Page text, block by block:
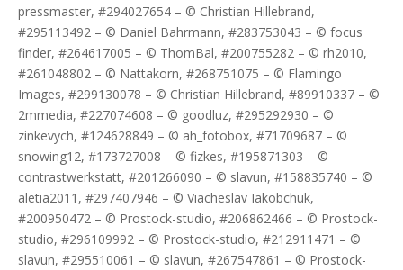
pressmaster, #294027654 – © Christian Hillebrand,
#295113492 – © Daniel Bahrmann, #283753043 – © focus
finder, #264617005 – © ThomBal, #200755282 – © rh2010,
#261048802 – © Nattakorn, #268751075 – © Flamingo
Images, #299130078 – © Christian Hillebrand, #89910337 – ©
2mmedia, #227074608 – © goodluz, #295292930 – ©
zinkevych, #124628849 – © ah_fotobox, #71709687 – ©
snowing12, #173727008 – © fizkes, #195871303 – ©
contrastwerkstatt, #201266090 – © slavun, #158835740 – ©
aletia2011, #297407946 – © Viacheslav Iakobchuk,
#200950472 – © Prostock-studio, #206862466 – © Prostock-
studio, #296109992 – © Prostock-studio, #212911471 – ©
slavun, #295510061 – © slavun, #267547861 – © Prostock-